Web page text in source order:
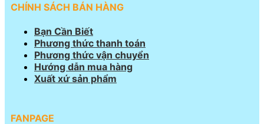
CHÍNH SÁCH BÁN HÀNG
Bạn Cần Biết
Phương thức thanh toán
Phương thức vận chuyển
Hướng dẫn mua hàng
Xuất xứ sản phẩm
FANPAGE